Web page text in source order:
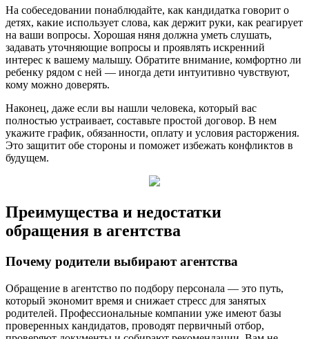
На собеседовании понаблюдайте, как кандидатка говорит о
детях, какие использует слова, как держит руки, как реагирует
на ваши вопросы. Хорошая няня должна уметь слушать,
задавать уточняющие вопросы и проявлять искренний
интерес к вашему малышу. Обратите внимание, комфортно ли
ребенку рядом с ней — иногда дети интуитивно чувствуют,
кому можно доверять.
Наконец, даже если вы нашли человека, который вас
полностью устраивает, составьте простой договор. В нем
укажите график, обязанности, оплату и условия расторжения.
Это защитит обе стороны и поможет избежать конфликтов в
будущем.
Преимущества и недостатки
обращения в агентства
Почему родители выбирают агентства
Обращение в агентство по подбору персонала — это путь,
который экономит время и снижает стресс для занятых
родителей. Профессиональные компании уже имеют базы
проверенных кандидатов, проводят первичный отбор,